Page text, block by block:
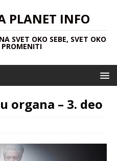
PLANET INFO
SVET OKO SEBE, SVET OKO
PROMENITI
organa – 3. deo